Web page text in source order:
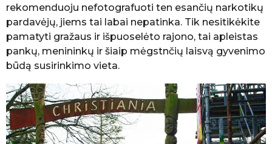
rekomenduoju nefotografuoti ten esančių narkotikų
pardavėjų, jiems tai labai nepatinka. Tik nesitikėkite
pamatyti gražaus ir išpuoselėto rajono, tai apleistas
pankų, menininkų ir šiaip mėgstnčių laisvą gyvenimo
būdą susirinkimo vieta.